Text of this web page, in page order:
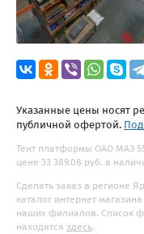
Указанные цены носят
публичной офертой.
Тент платформы ОАО МАЗ
цене 33 389.08 руб. в
Сделать заказ в регионе
каталог интернет
наших филиалов. Список
находятся здесь.